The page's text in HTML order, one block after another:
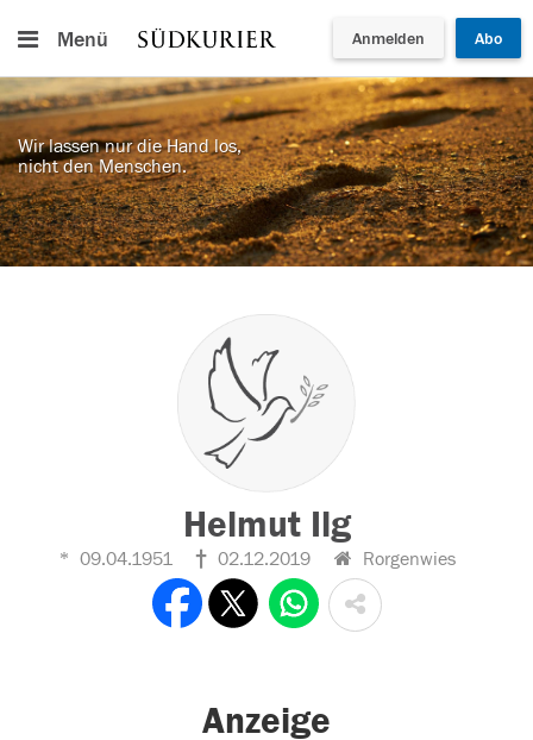
Menü Anmelden Abo
Wir lassen nur die Hand los,
nicht den Menschen.
Helmut Ilg
09.04.1951 02.12.2019 Rorgenwies
Anzeige